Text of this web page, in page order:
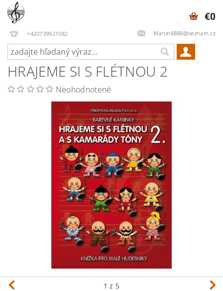
+420739921082 Martin8888@seznam.cz
€0
HRAJEME SI S FLÉTNOU 2
Neohodnotené
1 z 5